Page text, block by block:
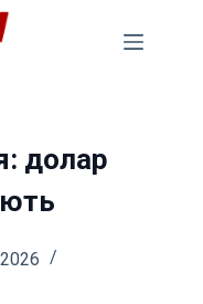
долар